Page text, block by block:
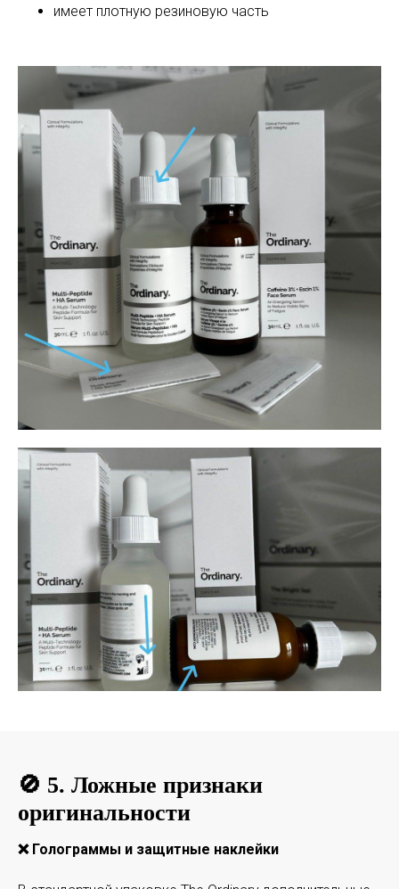
имеет плотную резиновую часть
🚫 5. Ложные признаки
оригинальности
❌ Голограммы и защитные наклейки